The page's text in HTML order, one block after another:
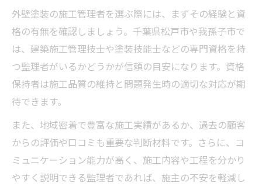
外壁塗装の施工管理者を選ぶ際には、まずその経験と資
格の有無を確認しましょう。千葉県松戸市や我孫子市で
は、建築施工管理技士や塗装技能士などの専門資格を持
つ監理者がいるかどうかが信頼の目安になります。資格
保持者は施工品質の維持と問題発生時の適切な対応が期
待できます。
また、地域密着で豊富な施工実績があるか、過去の顧客
からの評価や口コミも重要な判断材料です。さらに、コ
ミュニケーション能力が高く、施工内容や工程を分かり
やすく説明できる監理者であれば、施主の不安を軽減し